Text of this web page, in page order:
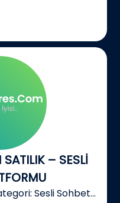
– SESLİ
Sesli Sohbet...